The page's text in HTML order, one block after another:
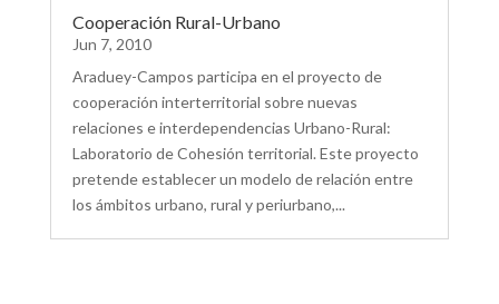
Cooperación Rural-Urbano
Jun 7, 2010
Araduey-Campos participa en el proyecto de
cooperación interterritorial sobre nuevas
relaciones e interdependencias Urbano-Rural:
Laboratorio de Cohesión territorial. Este proyecto
pretende establecer un modelo de relación entre
los ámbitos urbano, rural y periurbano,...